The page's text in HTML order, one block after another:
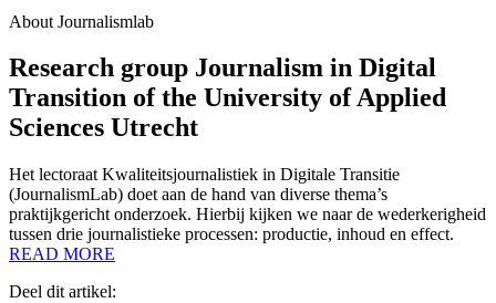
About Journalismlab
Research group Journalism in Digital
Transition of the University of Applied
Sciences Utrecht
Het lectoraat Kwaliteitsjournalistiek in Digitale Transitie
(JournalismLab) doet aan de hand van diverse thema’s
praktijkgericht onderzoek. Hierbij kijken we naar de wederkerigheid
tussen drie journalistieke processen: productie, inhoud en effect.
READ MORE
Deel dit artikel: